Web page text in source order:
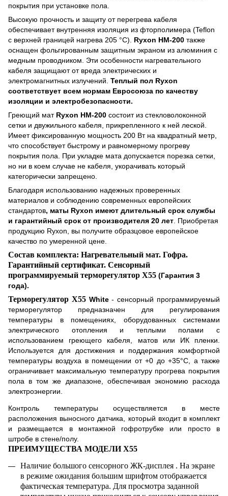
покрытия при установке пола.
Высокую прочность и защиту от перегрева кабеля
обеспечивает внутренняя изоляция из фторполимера (Teflon
с верхней границей нагрева 205 °C). Ryxon HM-200 также
оснащен фольгированным защитным экраном из алюминия с
медным проводником. Эти особенности нагревательного
кабеля защищают от вреда электрических и
электромагнитных излучений. Теплый пол Ryxon
соответствует всем нормам Евросоюза по качеству
изоляции и электробезопасности.
Греющий мат Ryxon HM-200 состоит из стекловолоконной
сетки и двужильного кабеля, прикрепленного к ней леской.
Имеет фиксированную мощность 200 Вт на квадратный метр,
что способствует быстрому и равномерному прогреву
покрытия пола. При укладке мата допускается порезка сетки,
но ни в коем случае не кабеля, укорачивать который
категорически запрещено.
Благодаря использованию надежных проверенных
материалов и соблюдению современных европейских
стандартов, маты Ryxon имеют длительный срок службы
и гарантийный срок от производителя 20 лет . Приобретая
продукцию Ryxon , вы получите образцовое европейское
качество по умеренной цене.
Состав комплекта: Нагревательный мат. Гофра.
Гарантийный сертификат. Сенсорный
программируемый терморегулятор X55 (Гарантия 3
года).
Терморегулятор X55 White- сенсорный программируемый
терморегулятор предназначен для регулирования
температуры в помещениях, оборудованных системами
электрического отопления и теплыми полами с
использованием греющего кабеля, матов или ИК пленки.
Используется для достижения и поддержания комфортной
температуры воздуха в помещении от +0 до +35°С, а также
ограничивает максимальную температуру прогрева покрытия
пола в том же диапазоне, обеспечивая экономию расхода
электроэнергии.
Контроль температуры осуществляется в месте
расположения выносного датчика, который входит в комплект
и размещается в монтажной гофротрубке или просто в
штробе в стене/полу.
ПРЕИМУЩЕСТВА МОДЕЛИX55
Наличие большого сенсорного ЖК-дисплея . На экране
в режиме ожидания большим шрифтом отображается
фактическая температура. Для просмотра заданной